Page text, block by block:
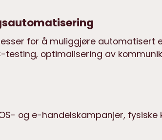
for å muliggjøre
optimalisering av
og e-handelskampanjer,